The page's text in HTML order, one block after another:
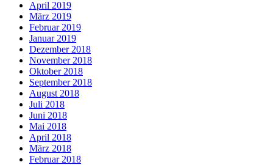
April 2019
März 2019
Februar 2019
Januar 2019
Dezember 2018
November 2018
Oktober 2018
September 2018
August 2018
Juli 2018
Juni 2018
Mai 2018
April 2018
März 2018
Februar 2018